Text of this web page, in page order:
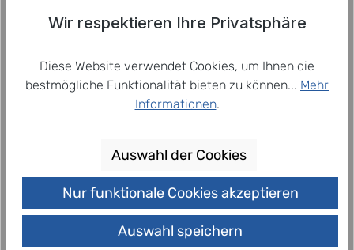
Zum Merkzettel hinzufügen
Smirnoff Vodka Red Label vollkommen rein,
geruchlos und mild im Geschmack Als einer der
meistverkauften Wodkas besticht der…Mehr
Wir respektieren Ihre Privatsphäre
Diese Website verwendet Cookies, um Ihnen die
bestmögliche Funktionalität bieten zu können... Mehr
Informationen.
Auswahl der Cookies
Nur funktionale Cookies akzeptieren
Auswahl speichern